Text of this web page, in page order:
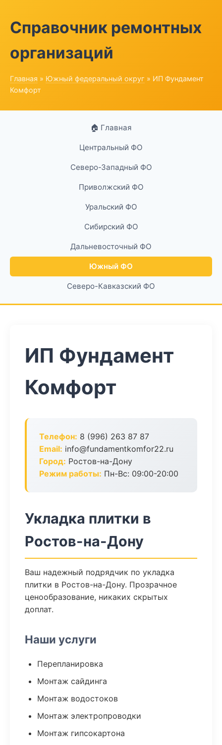
Справочник ремонтных
организаций
Главная » Южный федеральный округ » ИП Фундамент
Комфорт
🏠 Главная
Центральный ФО
Северо-Западный ФО
Приволжский ФО
Уральский ФО
Сибирский ФО
Дальневосточный ФО
Южный ФО
Северо-Кавказский ФО
ИП Фундамент
Комфорт
Телефон: 8 (996) 263 87 87
Email: info@fundamentkomfor22.ru
Город: Ростов-на-Дону
Режим работы: Пн-Вс: 09:00-20:00
Укладка плитки в
Ростов-на-Дону
Ваш надежный подрядчик по укладка
плитки в Ростов-на-Дону. Прозрачное
ценообразование, никаких скрытых
доплат.
Наши услуги
Перепланировка
Монтаж сайдинга
Монтаж водостоков
Монтаж электропроводки
Монтаж гипсокартона